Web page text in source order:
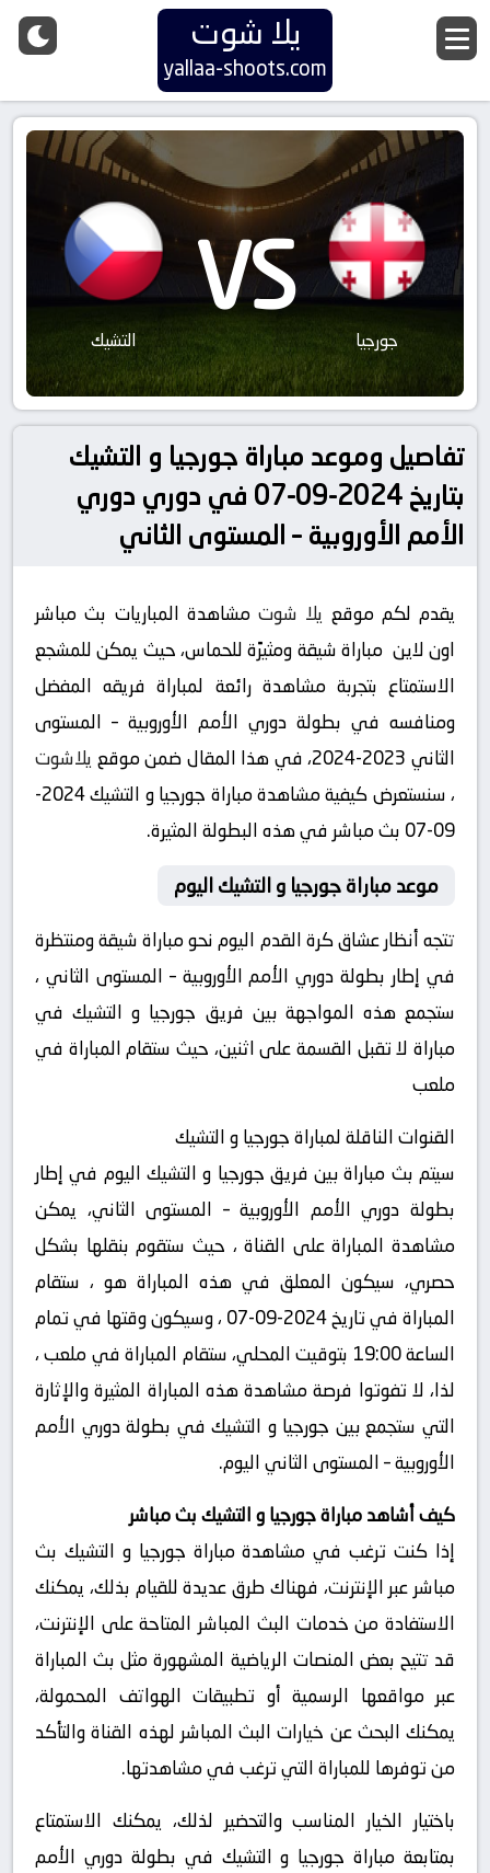
يلا شوت
yallaa-shoots.com
جورجيا VS التشيك
تفاصيل وموعد مباراة جورجيا و التشيك
بتاريخ 2024-09-07 في دوري دوري
الأمم الأوروبية – المستوى الثاني
يقدم لكم موقع يلا شوت مشاهدة المباريات بث مباشر
اون لاين مباراة شيقة ومثيرًة للحماس، حيث يمكن للمشجع
الاستمتاع بتجربة مشاهدة رائعة لمباراة فريقه المفضل
ومنافسه في بطولة دوري الأمم الأوروبية – المستوى
الثاني 2023-2024، في هذا المقال ضمن موقع
يلاشوت
، سنستعرض كيفية مشاهدة مباراة جورجيا و التشيك 2024-
09-07 بث مباشر في هذه البطولة المثيرة.
موعد مباراة جورجيا و التشيك اليوم
تتجه أنظار عشاق كرة القدم اليوم نحو مباراة شيقة ومنتظرة
في إطار بطولة دوري الأمم الأوروبية – المستوى الثاني ،
ستجمع هذه المواجهة بين فريق جورجيا و التشيك في
مباراة لا تقبل القسمة على اثنين، حيث ستقام المباراة في
ملعب
القنوات الناقلة لمباراة جورجيا و التشيك
سيتم بث مباراة بين فريق جورجيا و التشيك اليوم في إطار
بطولة دوري الأمم الأوروبية – المستوى الثاني، يمكن
مشاهدة المباراة على القناة ، حيث ستقوم بنقلها بشكل
حصري، سيكون المعلق في هذه المباراة هو ، ستقام
المباراة في تاريخ 2024-09-07 ، وسيكون وقتها في تمام
الساعة 19:00 بتوقيت المحلي، ستقام المباراة في ملعب ،
لذا، لا تفوتوا فرصة مشاهدة هذه المباراة المثيرة والإثارة
التي ستجمع بين جورجيا و التشيك في بطولة دوري الأمم
الأوروبية – المستوى الثاني اليوم.
كيف أشاهد مباراة جورجيا و التشيك بث مباشر
إذا كنت ترغب في مشاهدة مباراة جورجيا و التشيك بث
مباشر عبر الإنترنت، فهناك طرق عديدة للقيام بذلك، يمكنك
الاستفادة من خدمات البث المباشر المتاحة على الإنترنت،
قد تتيح بعض المنصات الرياضية المشهورة مثل بث المباراة
عبر مواقعها الرسمية أو تطبيقات الهواتف المحمولة،
يمكنك البحث عن خيارات البث المباشر لهذه القناة والتأكد
من توفرها للمباراة التي ترغب في مشاهدتها.
باختيار الخيار المناسب والتحضير لذلك، يمكنك الاستمتاع
بمتابعة مباراة جورجيا و التشيك في بطولة دوري الأمم